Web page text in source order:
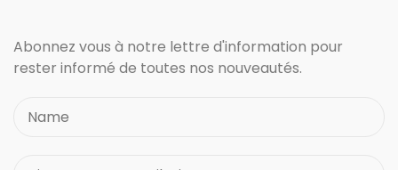
Abonnez vous à notre lettre d'information pour
rester informé de toutes nos nouveautés.